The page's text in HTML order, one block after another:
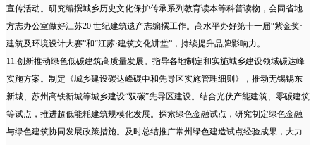
宣传活动。研究编撰城乡历史文化保护传承系列教育读本等科普读物，会同省地
方志办公室做好江苏20 世纪建筑遗产志编撰工作。高水平办好第十一届“紫金奖·
建筑及环境设计大赛”和“江苏·建筑文化讲堂”，持续提升品牌影响力。
11.创新推动绿色低碳建筑高质量发展。指导各地制定和实施城乡建设领域碳达峰
实施方案。制定《城乡建设碳达峰碳中和先导区实施管理细则》，推动无锡锡东
新城、苏州高铁新城等城乡建设“双碳”先导区建设。结合光伏产能建筑、零碳建筑
等试点，推进超低能耗建筑规模化发展。探索绿色金融试点，研究制定绿色金融
与绿色建筑协同发展政策措施。及时总结推广常州绿色建造试点经验成果，大力